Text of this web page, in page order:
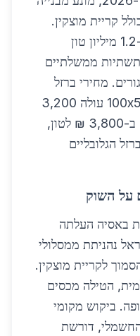
קריית מוצקין.
הביקוש לפרופילי ברזל עלה ל-1.2 מיליון טון
תשתיות ממשלתיים
מחירי ברזל
יציבים: פרופיל מקבילי 100x50mm עולה 3,200
₪ לטון, זווית 50x50x5mm ב-3,800 ₪ לטון,
הגלובליים
על השוק
באסיה העלתה
15%, אך ישראל נהניתת ממסלולי
לקריית מוצקין.
מפלדה עולמית, הטילה מכסים
ביקוש מקומי
החשמלי, דורשת